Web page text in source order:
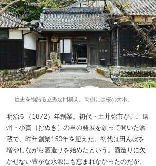
歴史を物語る立派な門構え。両側には桜の大木。
明治５（1872）年創業。初代・土井弥市がここ遠
州・小貫（おぬき）の里の発展を願って開いた酒
蔵で、昨年創業150年を迎えた。初代は田んぼを
増やしながら酒造りを始めたという。酒造りに欠
かせない豊かな水源にも恵まれなかったのだが、